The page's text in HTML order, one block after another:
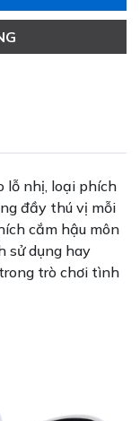
lỗ nhị, loại phích
đầy thú vị mỗi
cắm hậu môn
sử dụng hay
trò chơi tình